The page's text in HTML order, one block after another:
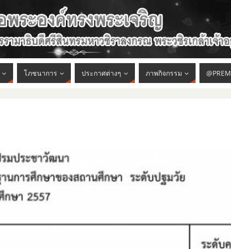
โภชนาการ ประกาศต่างๆ ภาพกิจกรรม @PREM